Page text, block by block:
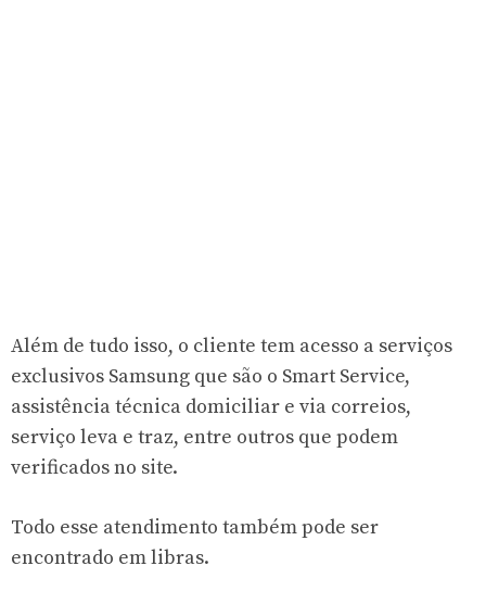
Além de tudo isso, o cliente tem acesso a serviços
exclusivos Samsung que são o Smart Service,
assistência técnica domiciliar e via correios,
serviço leva e traz, entre outros que podem
verificados no site.
Todo esse atendimento também pode ser
encontrado em libras.